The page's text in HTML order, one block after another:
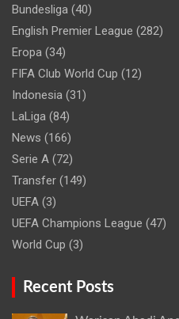
Bundesliga (40)
English Premier League (282)
Eropa (34)
FIFA Club World Cup (12)
Indonesia (31)
LaLiga (84)
News (166)
Serie A (72)
Transfer (149)
UEFA (3)
UEFA Champions League (47)
World Cup (3)
Recent Posts